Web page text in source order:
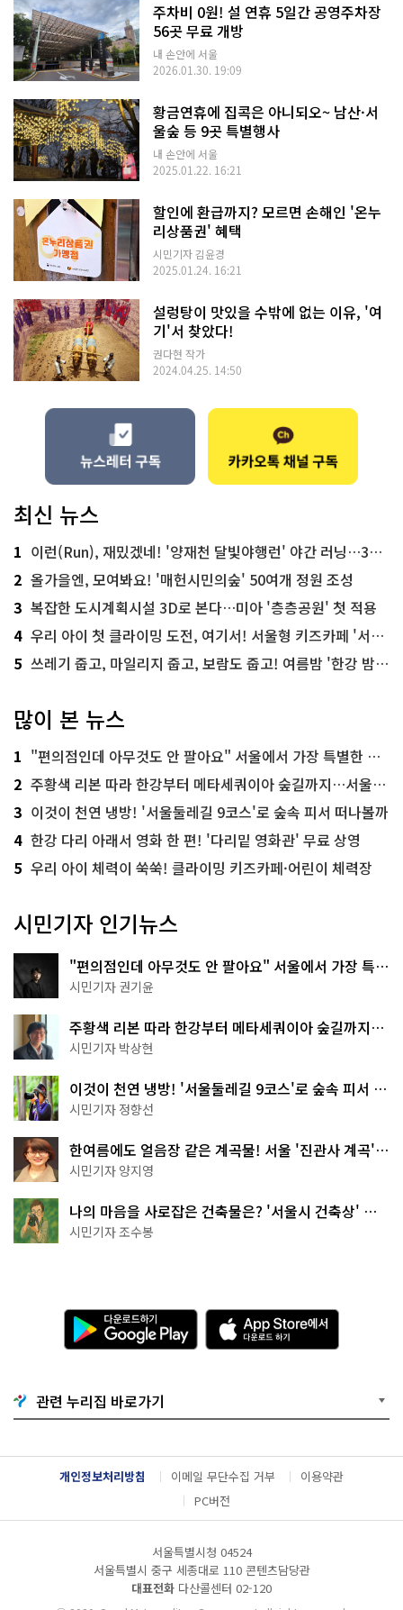
주차비 0원! 설 연휴 5일간 공영주차장
56곳 무료 개방
내 손안에 서울
2026.01.30. 19:09
황금연휴에 집콕은 아니되오~ 남산·서
울숲 등 9곳 특별행사
내 손안에 서울
2025.01.22. 16:21
할인에 환급까지? 모르면 손해인 '온누
리상품권' 혜택
시민기자 김윤경
2025.01.24. 16:21
설렁탕이 맛있을 수밖에 없는 이유, '여
기'서 찾았다!
권다현 작가
2024.04.25. 14:50
최신 뉴스
1 이런(Run), 재밌겠네! '양재천 달빛야행런' 야간 러닝…300명 모집
2 올가을엔, 모여봐요! '매헌시민의숲' 50여개 정원 조성
3 복잡한 도시계획시설 3D로 본다…미아 '층층공원' 첫 적용
4 우리 아이 첫 클라이밍 도전, 여기서! 서울형 키즈카페 '서울가족플라자점'
5 쓰레기 줍고, 마일리지 줍고, 보람도 줍고! 여름밤 '한강 밤마실 줍깅'
많이 본 뉴스
1 "편의점인데 아무것도 안 팔아요" 서울에서 가장 특별한 편의점의 정체
2 주황색 리본 따라 한강부터 메타세쿼이아 숲길까지…서울둘레길 15코스
3 이것이 천연 냉방! '서울둘레길 9코스'로 숲속 피서 떠나볼까
4 한강 다리 아래서 영화 한 편! '다리밑 영화관' 무료 상영
5 우리 아이 체력이 쑥쑥! 클라이밍 키즈카페·어린이 체력장
시민기자 인기뉴스
"편의점인데 아무것도 안 팔아요" 서울에서 가장 특별
한 편의점의 정체
시민기자 권기윤
주황색 리본 따라 한강부터 메타세쿼이아 숲길까지…
서울둘레길 15코스
시민기자 박상현
이것이 천연 냉방! '서울둘레길 9코스'로 숲속 피서 떠
나볼까
시민기자 정향선
한여름에도 얼음장 같은 계곡물! 서울 '진관사 계곡'이
천국이네~
시민기자 양지영
나의 마음을 사로잡은 건축물은? '서울시 건축상' 수
상작 공개!
시민기자 조수봉
다
운
로
기
G
o
g
l
e
l
A
p
p
e
서
다
운
드
관련 누리집 바로가기
개인정보처리방침 이메일 무단수집 거부
이용약관
PC버전
서울특별시청 04524
서울특별시 중구 세종대로 110 콘텐츠담당관
대표전화 다산콜센터 02-120